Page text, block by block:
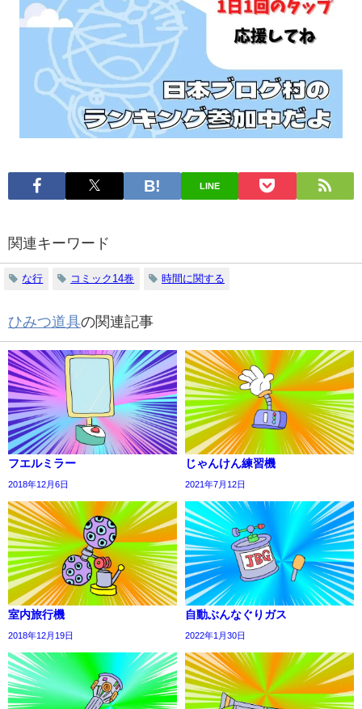
む
LINE
関連キーワード
な行 コミック14巻 時間に関する
ひみつ道具の関連記事
フエルミラー
2018年12月6日
じゃんけん練習機
2021年7月12日
室内旅行機
2018年12月19日
自動ぶんなぐりガス
2022年1月30日